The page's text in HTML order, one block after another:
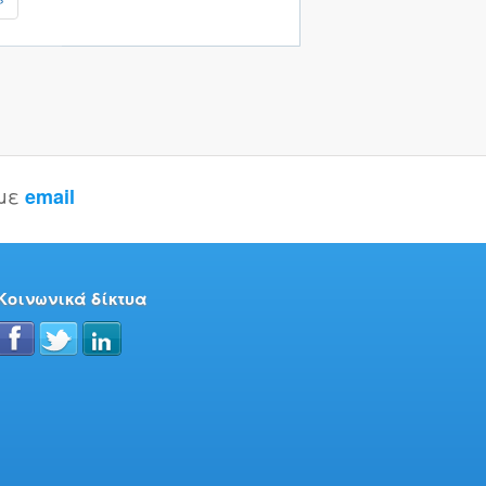
email
δίκτυα